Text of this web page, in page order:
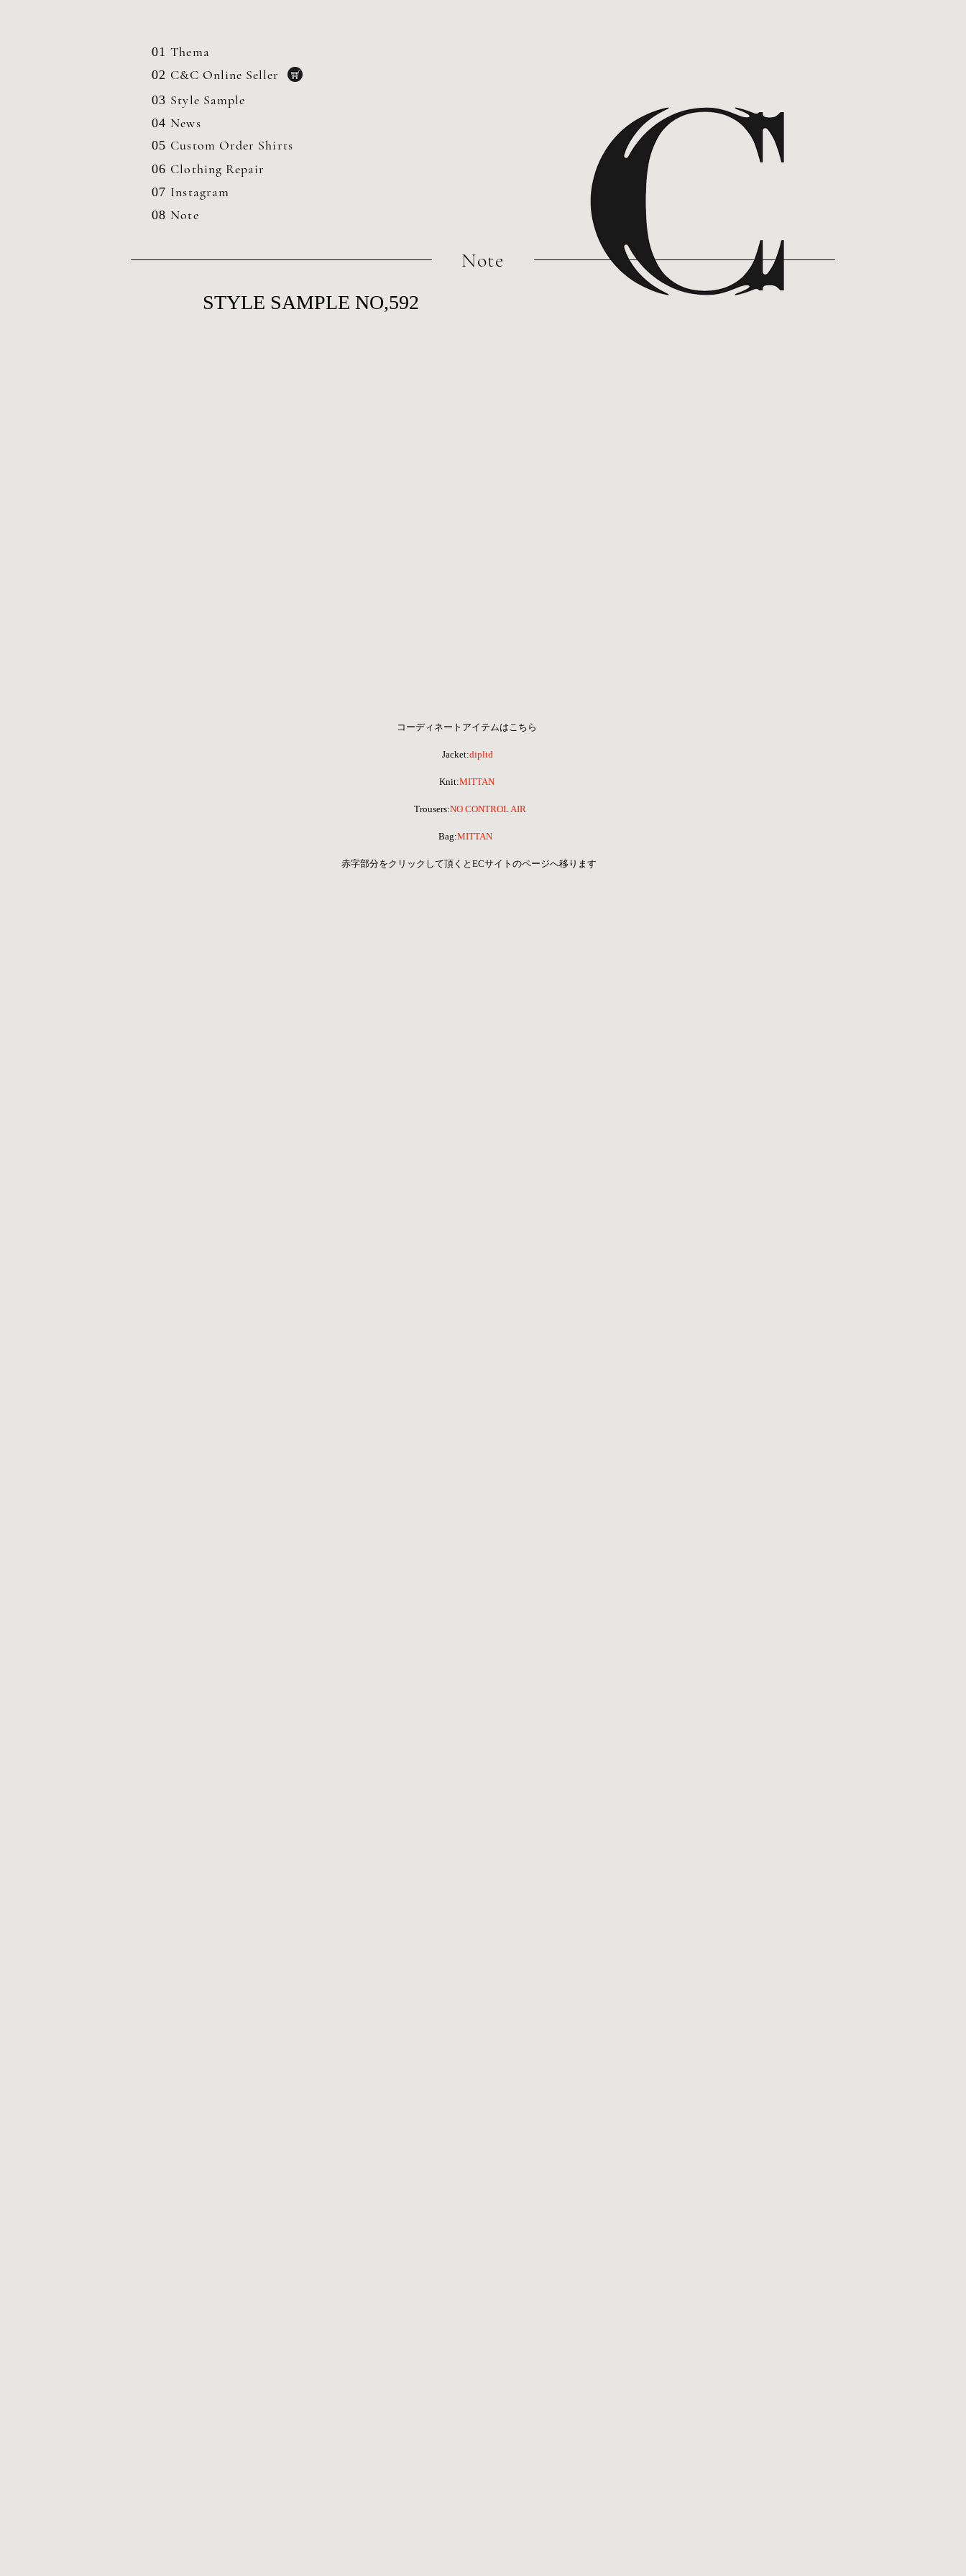
01 Thema
02 C&C Online Seller
03 Style Sample
04 News
05 Custom Order Shirts
06 Clothing Repair
07 Instagram
08 Note
​Note
STYLE SAMPLE NO,592
コーディネートアイテムはこちら
Jacket:dipltd
Knit:MITTAN
Trousers:NO CONTROL AIR
Bag:MITTAN
赤字部分をクリックして頂くとECサイトのページへ移ります